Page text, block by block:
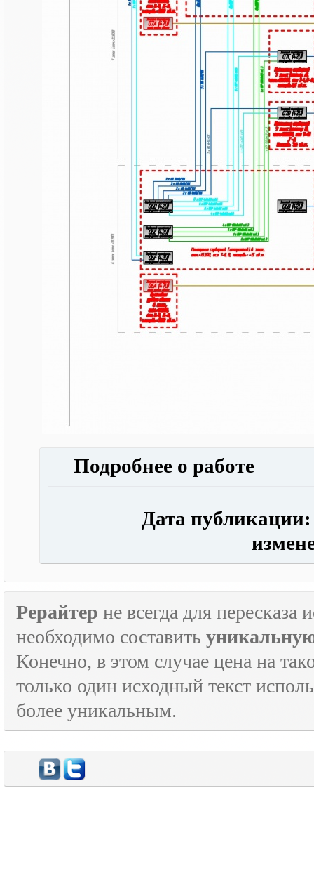
Подробнее о работе
Дата публикации:
Рерайтер не всегда для пересказа
необходимо составить
Конечно, в этом случае цена на
только один исходный текст
более уникальным.